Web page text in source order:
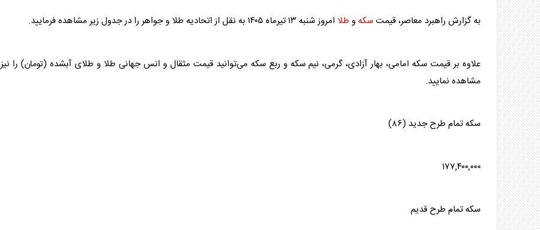
به گزارش راهبرد معاصر، قیمت سکهو طلا امروز شنبه ۱۳ تیرماه ۱۴۰۵ به نقل از اتحادیه طلا و جواهر را در جدول زیر مشاهده فرمایید.
علاوه بر قیمت سکهامامی، بهار آزادی، گرمی، نیم سکه و ربع سکه می‌توانید قیمت مثقال و انس جهانی طلا و طلای آبشده (تومان) را نیز
مشاهده نمایید.
سکهتمام طرح جدید (۸۶)
۱۷۷,۴۰۰,۰۰۰
سکهتمام طرح قدیم